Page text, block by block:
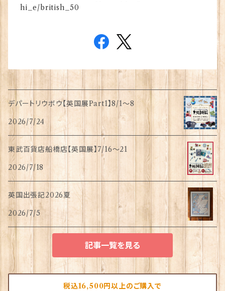
hi_e/british_50
デパートリウボウ【英国展Part1】8/1〜8
2026/7/24
東武百貨店船橋店【英国展】7/16～21
2026/7/18
英国出張記2026夏
2026/7/5
記事一覧を見る
税込16,500円以上のご購入で